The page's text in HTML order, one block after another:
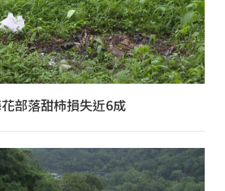
部落甜柿損失近6成